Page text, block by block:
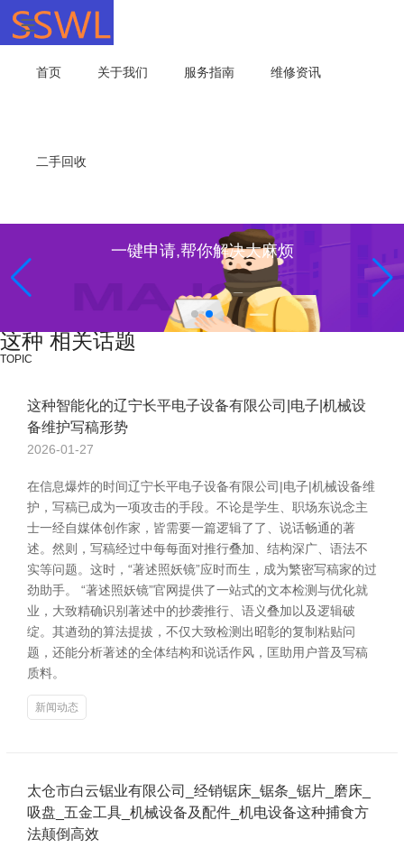
首页 关于我们 服务指南 维修资讯
二手回收
一键申请,帮你解决大麻烦
这种 相关话题
TOPIC
这种智能化的辽宁长平电子设备有限公司|电子|机械设
备维护写稿形势
2026-01-27
在信息爆炸的时间辽宁长平电子设备有限公司|电子|机械设备维
护，写稿已成为一项攻击的手段。不论是学生、职场东说念主
士一经自媒体创作家，皆需要一篇逻辑了了、说话畅通的著
述。然则，写稿经过中每每面对推行叠加、结构深广、语法不
实等问题。这时，“著述照妖镜”应时而生，成为繁密写稿家的过
劲助手。 “著述照妖镜”官网提供了一站式的文本检测与优化就
业，大致精确识别著述中的抄袭推行、语义叠加以及逻辑破
绽。其遒劲的算法提拔，不仅大致检测出昭彰的复制粘贴问
题，还能分析著述的全体结构和说话作风，匡助用户普及写稿
质料。
新闻动态
太仓市白云锯业有限公司_经销锯床_锯条_锯片_磨床_
吸盘_五金工具_机械设备及配件_机电设备这种捕食方
法颠倒高效